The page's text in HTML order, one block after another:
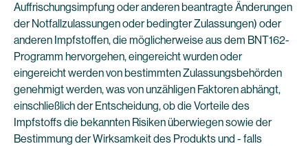
Auffrischungsimpfung oder anderen beantragte Änderungen
der Notfallzulassungen oder bedingter Zulassungen) oder
anderen Impfstoffen, die möglicherweise aus dem BNT162-
Programm hervorgehen, eingereicht wurden oder
eingereicht werden von bestimmten Zulassungsbehörden
genehmigt werden, was von unzähligen Faktoren abhängt,
einschließlich der Entscheidung, ob die Vorteile des
Impfstoffs die bekannten Risiken überwiegen sowie der
Bestimmung der Wirksamkeit des Produkts und - falls